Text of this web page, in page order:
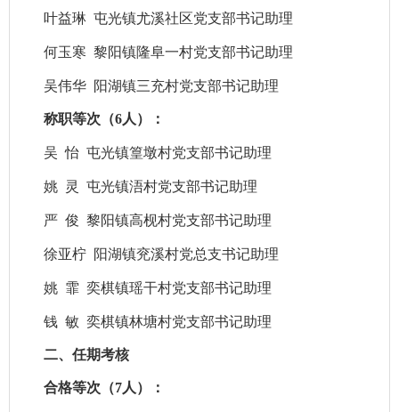
叶益琳 屯光镇尤溪社区党支部书记助理
何玉寒 黎阳镇隆阜一村党支部书记助理
吴伟华 阳湖镇三充村党支部书记助理
称职等次（6人）：
吴 怡 屯光镇篁墩村党支部书记助理
姚 灵 屯光镇浯村党支部书记助理
严 俊 黎阳镇高枧村党支部书记助理
徐亚柠 阳湖镇兖溪村党总支书记助理
姚 霏 奕棋镇瑶干村党支部书记助理
钱 敏 奕棋镇林塘村党支部书记助理
二、任期考核
合格等次（7人）：